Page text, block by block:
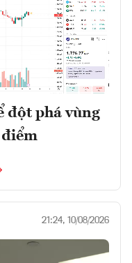
đột phá vùng
điểm
21:24, 10/08/2026